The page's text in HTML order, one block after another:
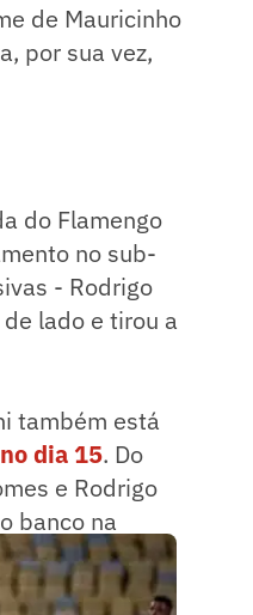
de Mauricinho
por sua vez,
do Flamengo
no sub-
- Rodrigo
lado e tirou a
também está
dia 15. Do
e Rodrigo
banco na